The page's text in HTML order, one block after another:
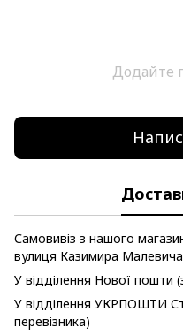
Додайте
Самовивіз з нашого
вулиця Казимира Малевича
У відділення Нової пошти
У відділення УКРПОШТИ
перевізника)